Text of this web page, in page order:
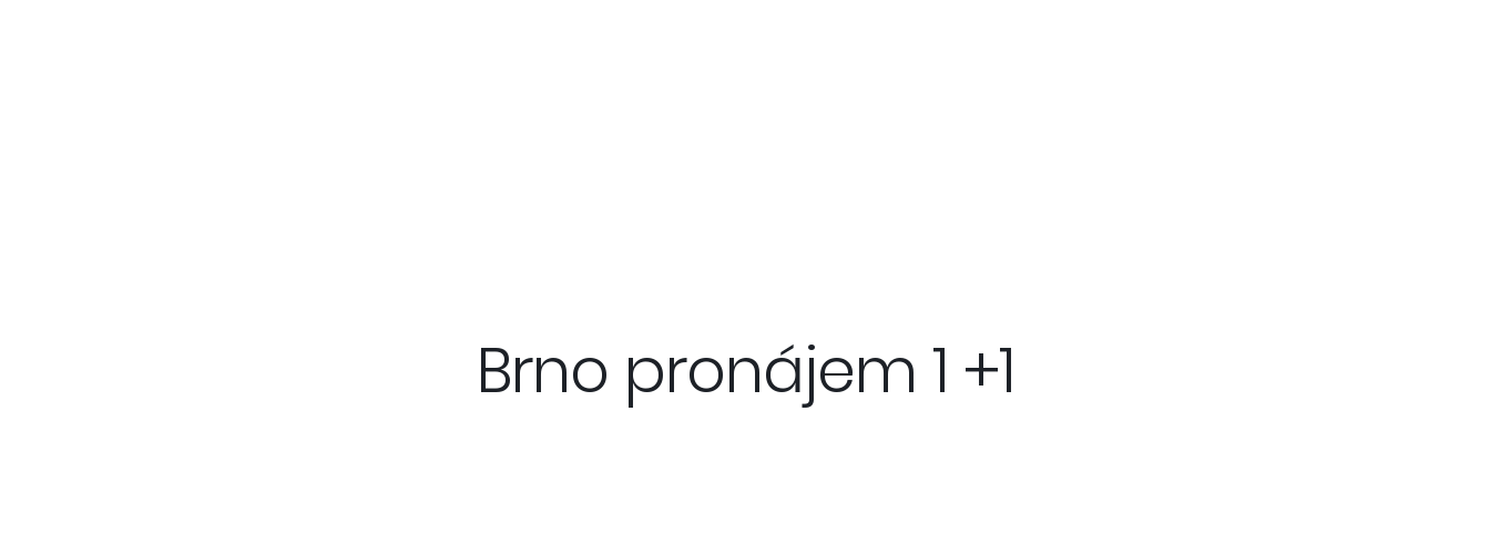
Brno pronájem 1 +1